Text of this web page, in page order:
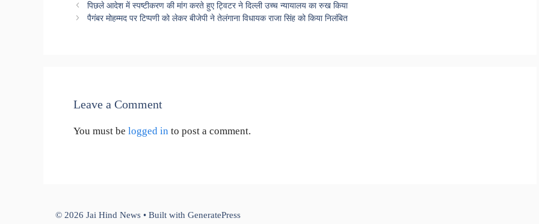
पिछले आदेश में स्पष्टीकरण की मांग करते हुए ट्विटर ने दिल्ली उच्च न्यायालय का रुख किया
पैगंबर मोहम्मद पर टिप्पणी को लेकर बीजेपी ने तेलंगाना विधायक राजा सिंह को किया निलंबित
Leave a Comment
You must be logged in to post a comment.
© 2026 Jai Hind News • Built with GeneratePress